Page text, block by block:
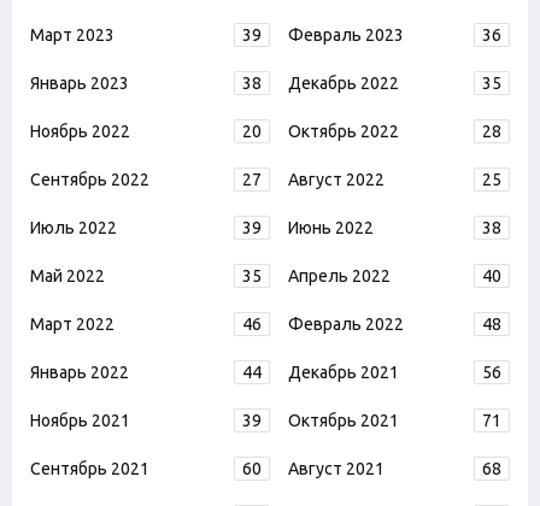
Март 2023 39 Февраль 2023 36
Январь 2023 38 Декабрь 2022 35
Ноябрь 2022 20 Октябрь 2022 28
Сентябрь 2022 27 Август 2022 25
Июль 2022 39 Июнь 2022 38
Май 2022 35 Апрель 2022 40
Март 2022 46 Февраль 2022 48
Январь 2022 44 Декабрь 2021 56
Ноябрь 2021 39 Октябрь 2021 71
Сентябрь 2021 60 Август 2021 68